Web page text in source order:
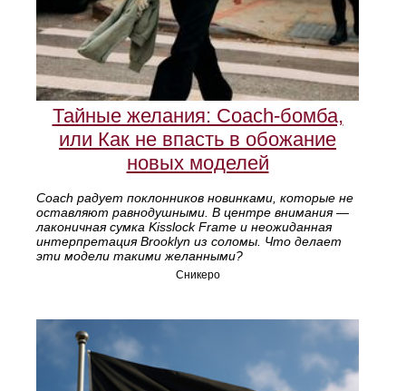
Тайные желания: Coach-бомба,
или Как не впасть в обожание
новых моделей
Coach радует поклонников новинками, которые не
оставляют равнодушными. В центре внимания —
лаконичная сумка Kisslock Frame и неожиданная
интерпретация Brooklyn из соломы. Что делает
эти модели такими желанными?
Сникеро